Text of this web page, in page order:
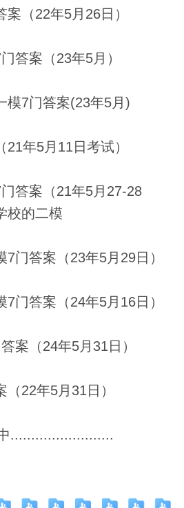
案（22年5月26日）
答案（23年5月）
模7门答案(23年5月)
21年5月11日考试）
门答案（21年5月27-28
校的二模
7门答案（23年5月29日）
7门答案（24年5月16日）
案（24年5月31日）
（22年5月31日）
.........................